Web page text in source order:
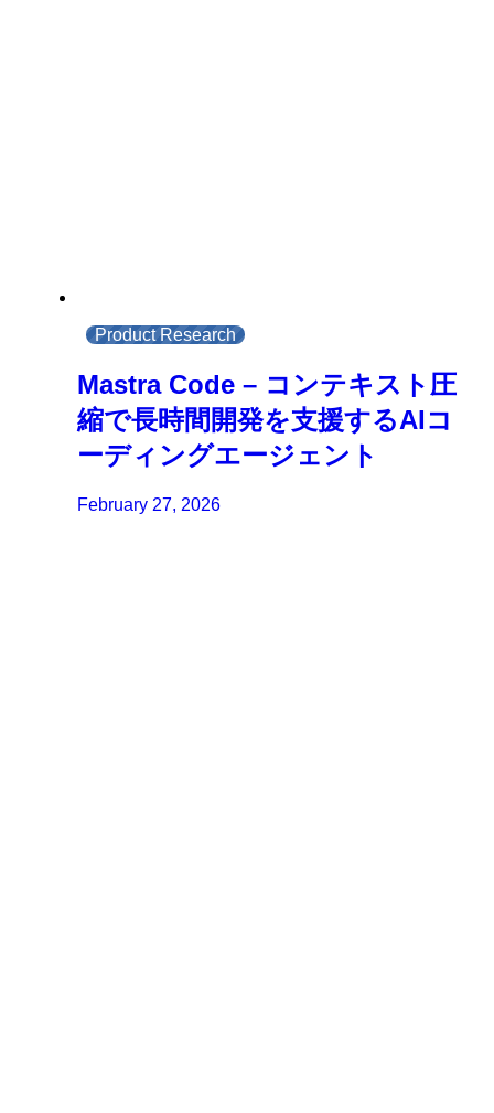
Product Research
Mastra Code – コンテキスト圧
縮で長時間開発を支援するAIコ
ーディングエージェント
February 27, 2026